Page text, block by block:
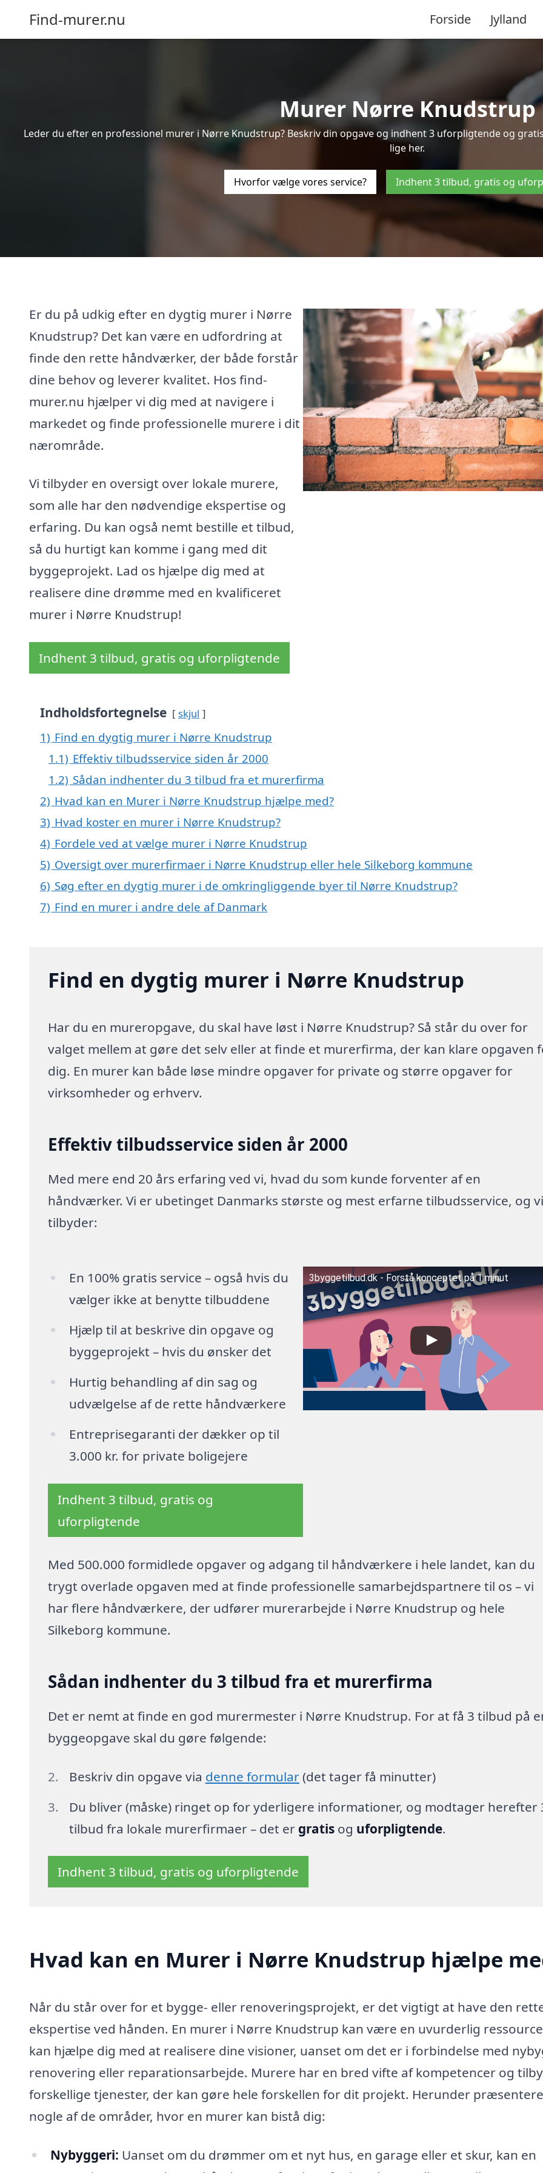
Find-murer.nu Forside Jylland
Murer Nørre Knudstrup
Leder du efter en professionel murer i Nørre Knudstrup? Beskriv din opgave og indhent 3 uforpligtende og
lige her.
Hvorfor vælge vores service? Indhent 3 tilbud, gratis og
Er du på udkig efter en dygtig murer i Nørre
Knudstrup? Det kan være en udfordring at
finde den rette håndværker, der både forstår
dine behov og leverer kvalitet. Hos find-
murer.nu hjælper vi dig med at navigere i
markedet og finde professionelle murere i dit
nærområde.
Vi tilbyder en oversigt over lokale murere,
som alle har den nødvendige ekspertise og
erfaring. Du kan også nemt bestille et tilbud,
så du hurtigt kan komme i gang med dit
byggeprojekt. Lad os hjælpe dig med at
realisere dine drømme med en kvalificeret
murer i Nørre Knudstrup!
Indhent 3 tilbud, gratis og uforpligtende
Indholdsfortegnelse skjul
1) Find en dygtig murer i Nørre Knudstrup
1.1) Effektiv tilbudsservice siden år 2000
1.2) Sådan indhenter du 3 tilbud fra et murerfirma
2) Hvad kan en Murer i Nørre Knudstrup hjælpe med?
3) Hvad koster en murer i Nørre Knudstrup?
4) Fordele ved at vælge murer i Nørre Knudstrup
5) Oversigt over murerfirmaer i Nørre Knudstrup eller hele Silkeborg kommune
6) Søg efter en dygtig murer i de omkringliggende byer til Nørre Knudstrup?
7) Find en murer i andre dele af Danmark
Find en dygtig murer i Nørre Knudstrup
Har du en mureropgave, du skal have løst i Nørre Knudstrup? Så står du over for
valget mellem at gøre det selv eller at finde et murerfirma, der kan klare opgaven
dig. En murer kan både løse mindre opgaver for private og større opgaver for
virksomheder og erhverv.
Effektiv tilbudsservice siden år 2000
Med mere end 20 års erfaring ved vi, hvad du som kunde forventer af en
håndværker. Vi er ubetinget Danmarks største og mest erfarne tilbudsservice, og
tilbyder:
En 100% gratis service – også hvis du
vælger ikke at benytte tilbuddene
Hjælp til at beskrive din opgave og
byggeprojekt – hvis du ønsker det
Hurtig behandling af din sag og
udvælgelse af de rette håndværkere
Entreprisegaranti der dækker op til
3.000 kr. for private boligejere
Indhent 3 tilbud, gratis og
uforpligtende
3byggetilbud.dk - Forstå konceptet på 1 minut
Med 500.000 formidlede opgaver og adgang til håndværkere i hele landet, kan du
trygt overlade opgaven med at finde professionelle samarbejdspartnere til os – vi
har flere håndværkere, der udfører murerarbejde i Nørre Knudstrup og hele
Silkeborg kommune.
Sådan indhenter du 3 tilbud fra et murerfirma
Det er nemt at finde en god murermester i Nørre Knudstrup. For at få 3 tilbud på
byggeopgave skal du gøre følgende:
Beskriv din opgave via denne formular(det tager få minutter)
Du bliver (måske) ringet op for yderligere informationer, og modtager herefter
tilbud fra lokale murerfirmaer – det er gratisog uforpligtende.
Indhent 3 tilbud, gratis og uforpligtende
Hvad kan en Murer i Nørre Knudstrup hjælpe
Når du står over for et bygge- eller renoveringsprojekt, er det vigtigt at have den
ekspertise ved hånden. En murer i Nørre Knudstrup kan være en uvurderlig
kan hjælpe dig med at realisere dine visioner, uanset om det er i forbindelse med
renovering eller reparationsarbejde. Murere har en bred vifte af kompetencer og
forskellige tjenester, der kan gøre hele forskellen for dit projekt. Herunder
nogle af de områder, hvor en murer kan bistå dig:
Nybyggeri: Uanset om du drømmer om et nyt hus, en garage eller et skur, kan en